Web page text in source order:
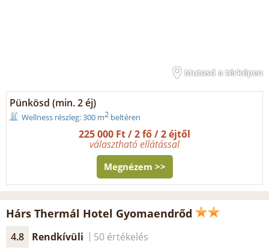
Mutasd a térképen
Pünkösd (min. 2 éj)
Wellness részleg: 300 m2 beltéren
225 000 Ft / 2 fő / 2 éjtől
választható ellátással
Megnézem >>
Hárs Thermál Hotel Gyomaendrőd
4.8 Rendkívüli 50 értékelés